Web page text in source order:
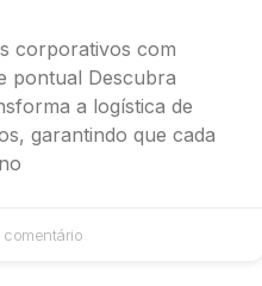
corporativos com
pontual Descubra
a logística de
garantindo que cada
comentário